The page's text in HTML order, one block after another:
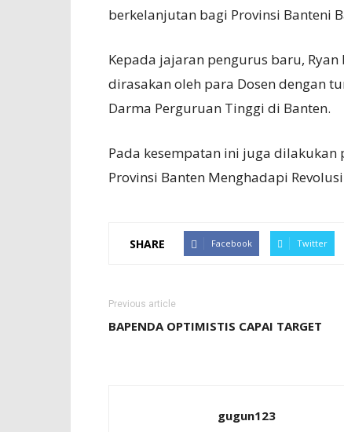
berkelanjutan bagi Provinsi Banteni
Kepada jajaran pengurus baru,
dirasakan oleh para Dosen dengan
Darma Perguruan Tinggi di Banten.
Pada kesempatan ini juga dilakukan
Provinsi Banten Menghadapi
SHARE Facebook Twitter
Previous article
BAPENDA OPTIMISTIS CAPAI TARGET
gugun123